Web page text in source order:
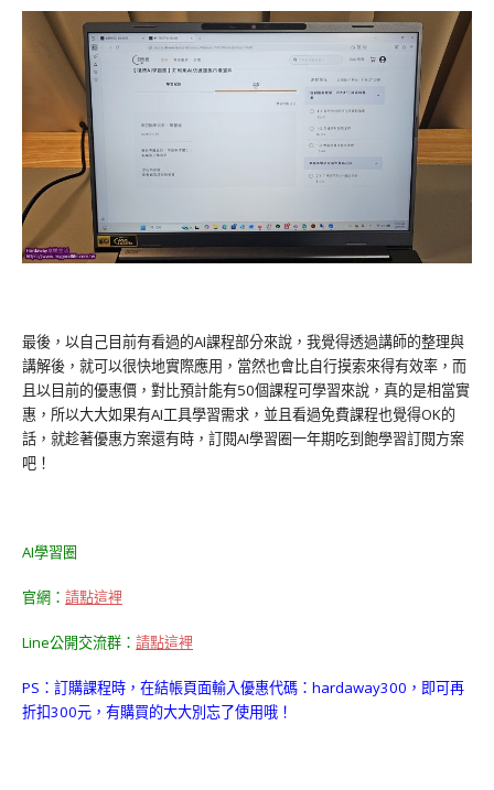
最後，以自己目前有看過的AI課程部分來說，我覺得透過講師的整理與
講解後，就可以很快地實際應用，當然也會比自行摸索來得有效率，而
且以目前的優惠價，對比預計能有50個課程可學習來說，真的是相當實
惠，所以大大如果有AI工具學習需求，並且看過免費課程也覺得OK的
話，就趁著優惠方案還有時，訂閱AI學習圈一年期吃到飽學習訂閱方案
吧！
AI學習圈
官網： 請點這裡
Line公開交流群： 請點這裡
PS：訂購課程時，在結帳頁面輸入優惠代碼：hardaway300，即可再
折扣300元，有購買的大大別忘了使用哦！